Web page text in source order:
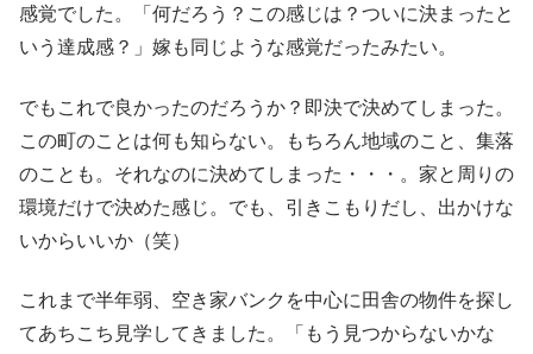
感覚でした。「何だろう？この感じは？ついに決まったと
いう達成感？」嫁も同じような感覚だったみたい。
でもこれで良かったのだろうか？即決で決めてしまった。
この町のことは何も知らない。もちろん地域のこと、集落
のことも。それなのに決めてしまった・・・。家と周りの
環境だけで決めた感じ。でも、引きこもりだし、出かけな
いからいいか（笑）
これまで半年弱、空き家バンクを中心に田舎の物件を探し
てあちこち見学してきました。「もう見つからないかな